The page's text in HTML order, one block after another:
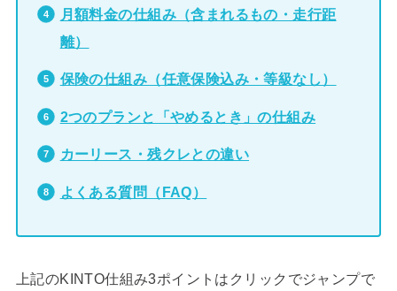
月額料金の仕組み（含まれるもの・走行距
離）
保険の仕組み（任意保険込み・等級なし）
2つのプランと「やめるとき」の仕組み
カーリース・残クレとの違い
よくある質問（FAQ）
上記のKINTO仕組み3ポイントはクリックでジャンプで